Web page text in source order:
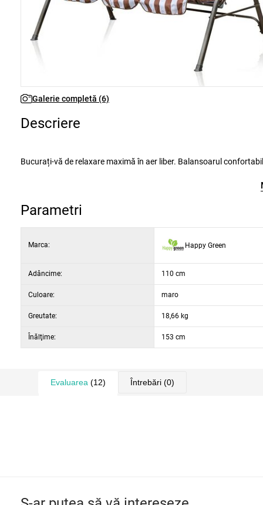
Galerie completă (6)
Descriere
Bucurați-vă de relaxare maximă în aer liber. Balansoarul confortabil din grădină este un loc minunat pentru întreaga familie să se relaxeze.
Parametrii și specificațiile tehnice:
înălțimea pernei textile a scaunului este de 6 cm
dimensiune ambalaj: 137 x 56 x 13 cm
Parametri
Marca: Happy Green
Adâncime: 110 cm
Culoare: maro
Greutate: 18,66 kg
Înălţime: 153 cm
Evaluarea (12) Întrebări (0)